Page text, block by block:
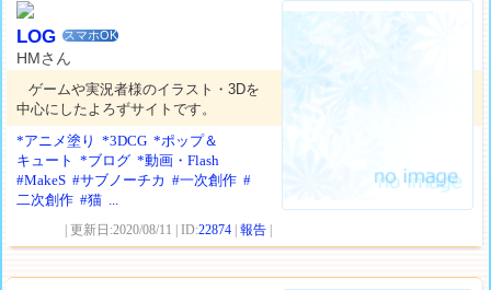
LOG スマホOK
HMさん
ゲームや実況者様のイラスト・3Dを
中心にしたよろずサイトです。
*アニメ塗り
*3DCG *ポップ＆
キュート
*ブログ *動画・Flash
#MakeS #サブノーチカ #一次創作 #
二次創作 #猫 ...
| 更新日:2020/08/11 | ID:22874 |報告